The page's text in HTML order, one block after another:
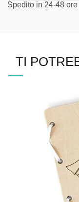
Spedito in 24-48 ore
TI